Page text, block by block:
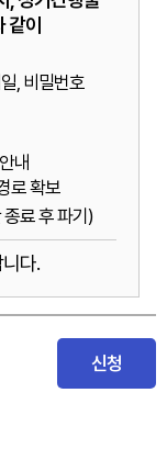
이
, 비밀번호
내
로 확보
료 후 파기)
다.
신청